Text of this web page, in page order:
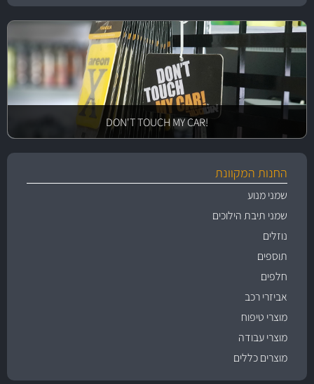
!DON'T TOUCH MY CAR
החנות המקוונת
שמני מנוע
שמני תיבת הילוכים
נוזלים
תוספים
חלפים
אביזרי רכב
מוצרי טיפוח
מוצרי עבודה
מוצרים כללים